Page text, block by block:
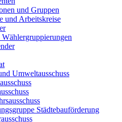
und Gruppen
und Arbeitskreise
Wählergruppierungen
Umweltausschuss
Städtebauförderung